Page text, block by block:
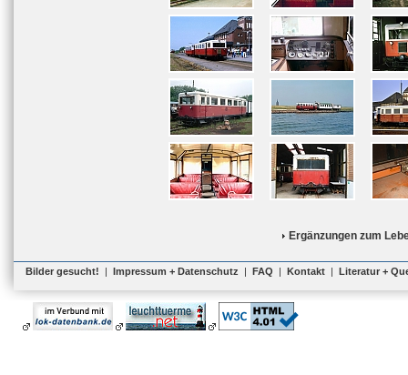
Ergänzungen zum
Bilder gesucht! | Impressum + Datenschutz | FAQ | Kontakt | Literatur +